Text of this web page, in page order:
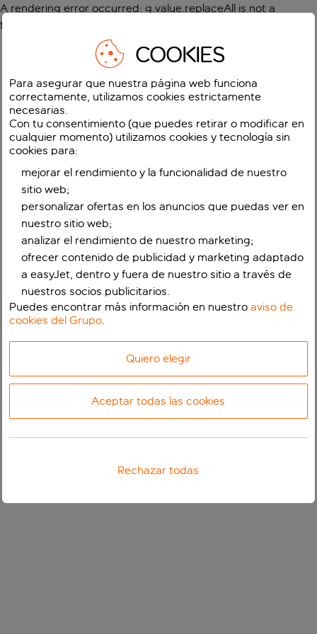
A rendering error occurred: g.value.replaceAll is not a
function
COOKIES
Para asegurar que nuestra página web funciona
correctamente, utilizamos cookies estrictamente
necesarias.
Con tu consentimiento (que puedes retirar o modificar en
cualquier momento) utilizamos cookies y tecnología sin
cookies para:
mejorar el rendimiento y la funcionalidad de nuestro
sitio web;
personalizar ofertas en los anuncios que puedas ver en
nuestro sitio web;
analizar el rendimiento de nuestro marketing;
ofrecer contenido de publicidad y marketing adaptado
a easyJet, dentro y fuera de nuestro sitio a través de
nuestros socios publicitarios.
Puedes encontrar más información en nuestroaviso de
cookies del Grupo.
Quiero elegir
Aceptar todas las cookies
Rechazar todas